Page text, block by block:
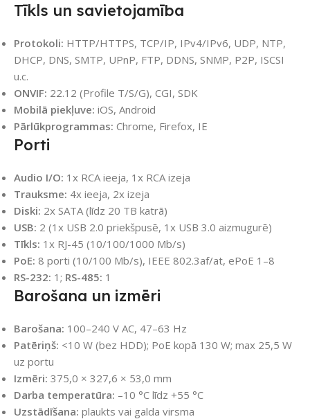
Tīkls un savietojamība
Protokoli: HTTP/HTTPS, TCP/IP, IPv4/IPv6, UDP, NTP,
DHCP, DNS, SMTP, UPnP, FTP, DDNS, SNMP, P2P, ISCSI
u.c.
ONVIF: 22.12 (Profile T/S/G), CGI, SDK
Mobilā piekļuve: iOS, Android
Pārlūkprogrammas: Chrome, Firefox, IE
Porti
Audio I/O: 1x RCA ieeja, 1x RCA izeja
Trauksme: 4x ieeja, 2x izeja
Diski: 2x SATA (līdz 20 TB katrā)
USB: 2 (1x USB 2.0 priekšpusē, 1x USB 3.0 aizmugurē)
Tīkls: 1x RJ-45 (10/100/1000 Mb/s)
PoE: 8 porti (10/100 Mb/s), IEEE 802.3af/at, ePoE 1–8
RS-232: 1; RS-485: 1
Barošana un izmēri
Barošana: 100–240 V AC, 47–63 Hz
Patēriņš: <10 W (bez HDD); PoE kopā 130 W; max 25,5 W
uz portu
Izmēri: 375,0 × 327,6 × 53,0 mm
Darba temperatūra: –10 °C līdz +55 °C
Uzstādīšana: plaukts vai galda virsma